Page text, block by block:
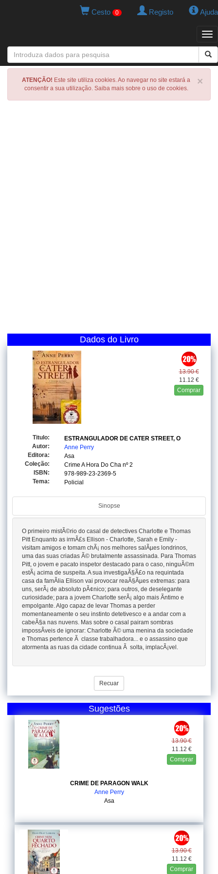
Cesto 0 Registo Ajuda
×
ATENÇÃO! Este site utiliza cookies. Ao navegar no site estará a
consentir a sua utilização. Saiba mais sobre o uso de cookies.
Dados do Livro
13.90 €
11.12 €
Comprar
Titulo:
ESTRANGULADOR DE CATER STREET, O
Autor:
Anne Perry
Editora:
Asa
Coleção:
Crime A Hora Do Cha nº 2
ISBN:
978-989-23-2369-5
Tema:
Policial
Sinopse
O primeiro mistÃ©rio do casal de detectives Charlotte e Thomas
Pitt Enquanto as irmÃ£s Ellison - Charlotte, Sarah e Emily -
visitam amigos e tomam chÃ¡ nos melhores salÃµes londrinos,
uma das suas criadas Ã© brutalmente assassinada. Para Thomas
Pitt, o jovem e pacato inspetor destacado para o caso, ninguÃ©m
estÃ¡ acima de suspeita. A sua investigaÃ§Ã£o na requintada
casa da famÃ­lia Ellison vai provocar reaÃ§Ãµes extremas: para
uns, serÃ¡ de absoluto pÃ¢nico; para outros, de deselegante
curiosidade; para a jovem Charlotte serÃ¡ algo mais Ã­ntimo e
empolgante. Algo capaz de levar Thomas a perder
momentaneamente o seu instinto detetivesco e a andar com a
cabeÃ§a nas nuvens. Mas sobre o casal pairam sombras
impossÃ­veis de ignorar: Charlotte Ã© uma menina da sociedade
e Thomas pertence Ã classe trabalhadora... e o assassino que
atormenta as ruas da cidade continua Ã solta, implacÃ¡vel.
Recuar
Sugestões
13.90 €
11.12 €
Comprar
CRIME DE PARAGON WALK
Anne Perry
Asa
13.90 €
11.12 €
Comprar